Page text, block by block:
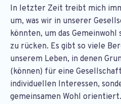
In letzter Zeit treibt mich
um, was wir in unserer
könnten, um das
zu rücken. Es gibt so viele
unserem Leben, in denen
(können) für eine
individuellen Interessen,
gemeinsamen Wohl